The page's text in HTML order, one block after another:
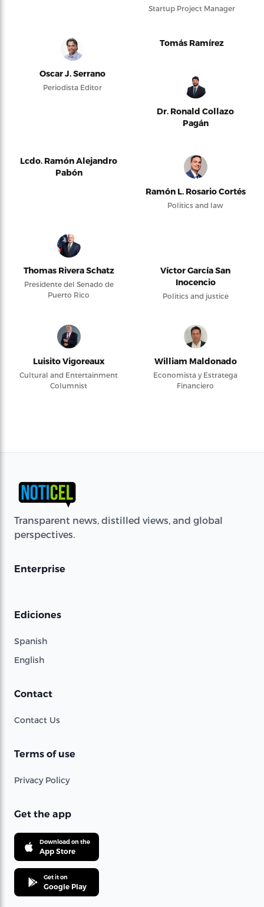
Startup Project Manager
Oscar J. Serrano
Periodista Editor
Tomás Ramírez
Dr. Ronald Collazo
Pagán
Lcdo. Ramón Alejandro
Pabón
Ramón L. Rosario Cortés
Politics and law
Thomas Rivera Schatz
Presidente del Senado de
Puerto Rico
Víctor García San
Inocencio
Politics and justice
Luisito Vigoreaux
Cultural and Entertainment
Columnist
William Maldonado
Economista y Estratega
Financiero
Transparent news, distilled views, and global
perspectives.
Enterprise
Ediciones
Spanish
English
Contact
Contact Us
Terms of use
Privacy Policy
Get the app
Download on the
App Store
Get it on
Google Play